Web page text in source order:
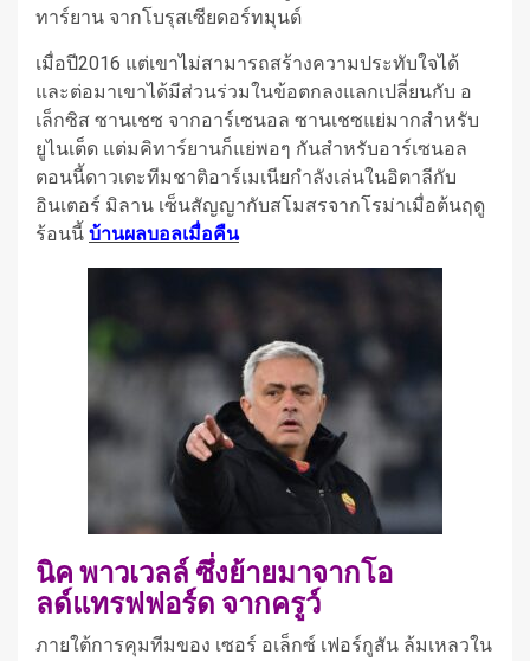
ทาร์ยาน จากโบรุสเซียดอร์ทมุนด์
เมื่อปี2016 แต่เขาไม่สามารถสร้างความประทับใจได้
และต่อมาเขาได้มีส่วนร่วมในข้อตกลงแลกเปลี่ยนกับ อ
เล็กซิส ซานเชซ จากอาร์เซนอล ซานเชซแย่มากสําหรับ
ยูไนเต็ด แต่มคิทาร์ยานก็แย่พอๆ กันสําหรับอาร์เซนอล
ตอนนี้ดาวเตะทีมชาติอาร์เมเนียกําลังเล่นในอิตาลีกับ
อินเตอร์ มิลาน เซ็นสัญญากับสโมสรจากโรม่าเมื่อต้นฤดู
ร้อนนี้ บ้านผลบอลเมื่อคืน
นิค พาวเวลล์ ซึ่งย้ายมาจากโอ
ลด์แทรฟฟอร์ด จากครูว์
ภายใต้การคุมทีมของ เซอร์ อเล็กซ์ เฟอร์กูสัน ล้มเหลวใน